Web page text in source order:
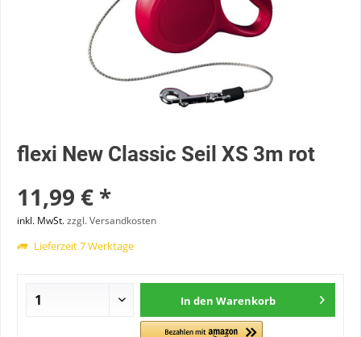
flexi New Classic Seil XS 3m rot
11,99 € *
inkl. MwSt.zzgl. Versandkosten
Lieferzeit 7 Werktage
In den Warenkorb